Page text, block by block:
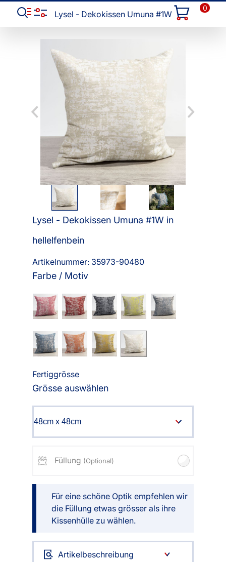
Lysel - Dekokissen Umuna #1W
0
Lysel - Dekokissen Umuna #1W in
hellelfenbein
Artikelnummer: 35973-90480
Farbe / Motiv
Fertiggrösse
Grösse auswählen
Füllung (Optional)
Für eine schöne Optik empfehlen wir
die Füllung etwas grösser als ihre
Kissenhülle zu wählen.
Artikelbeschreibung